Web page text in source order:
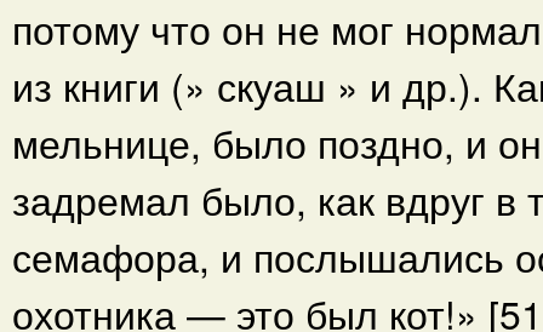
потому что он не мог
из книги (» скуаш » и др.).
мельнице, было поздно, и
задремал было, как вдруг в
семафора, и послышались
охотника — это был кот!»